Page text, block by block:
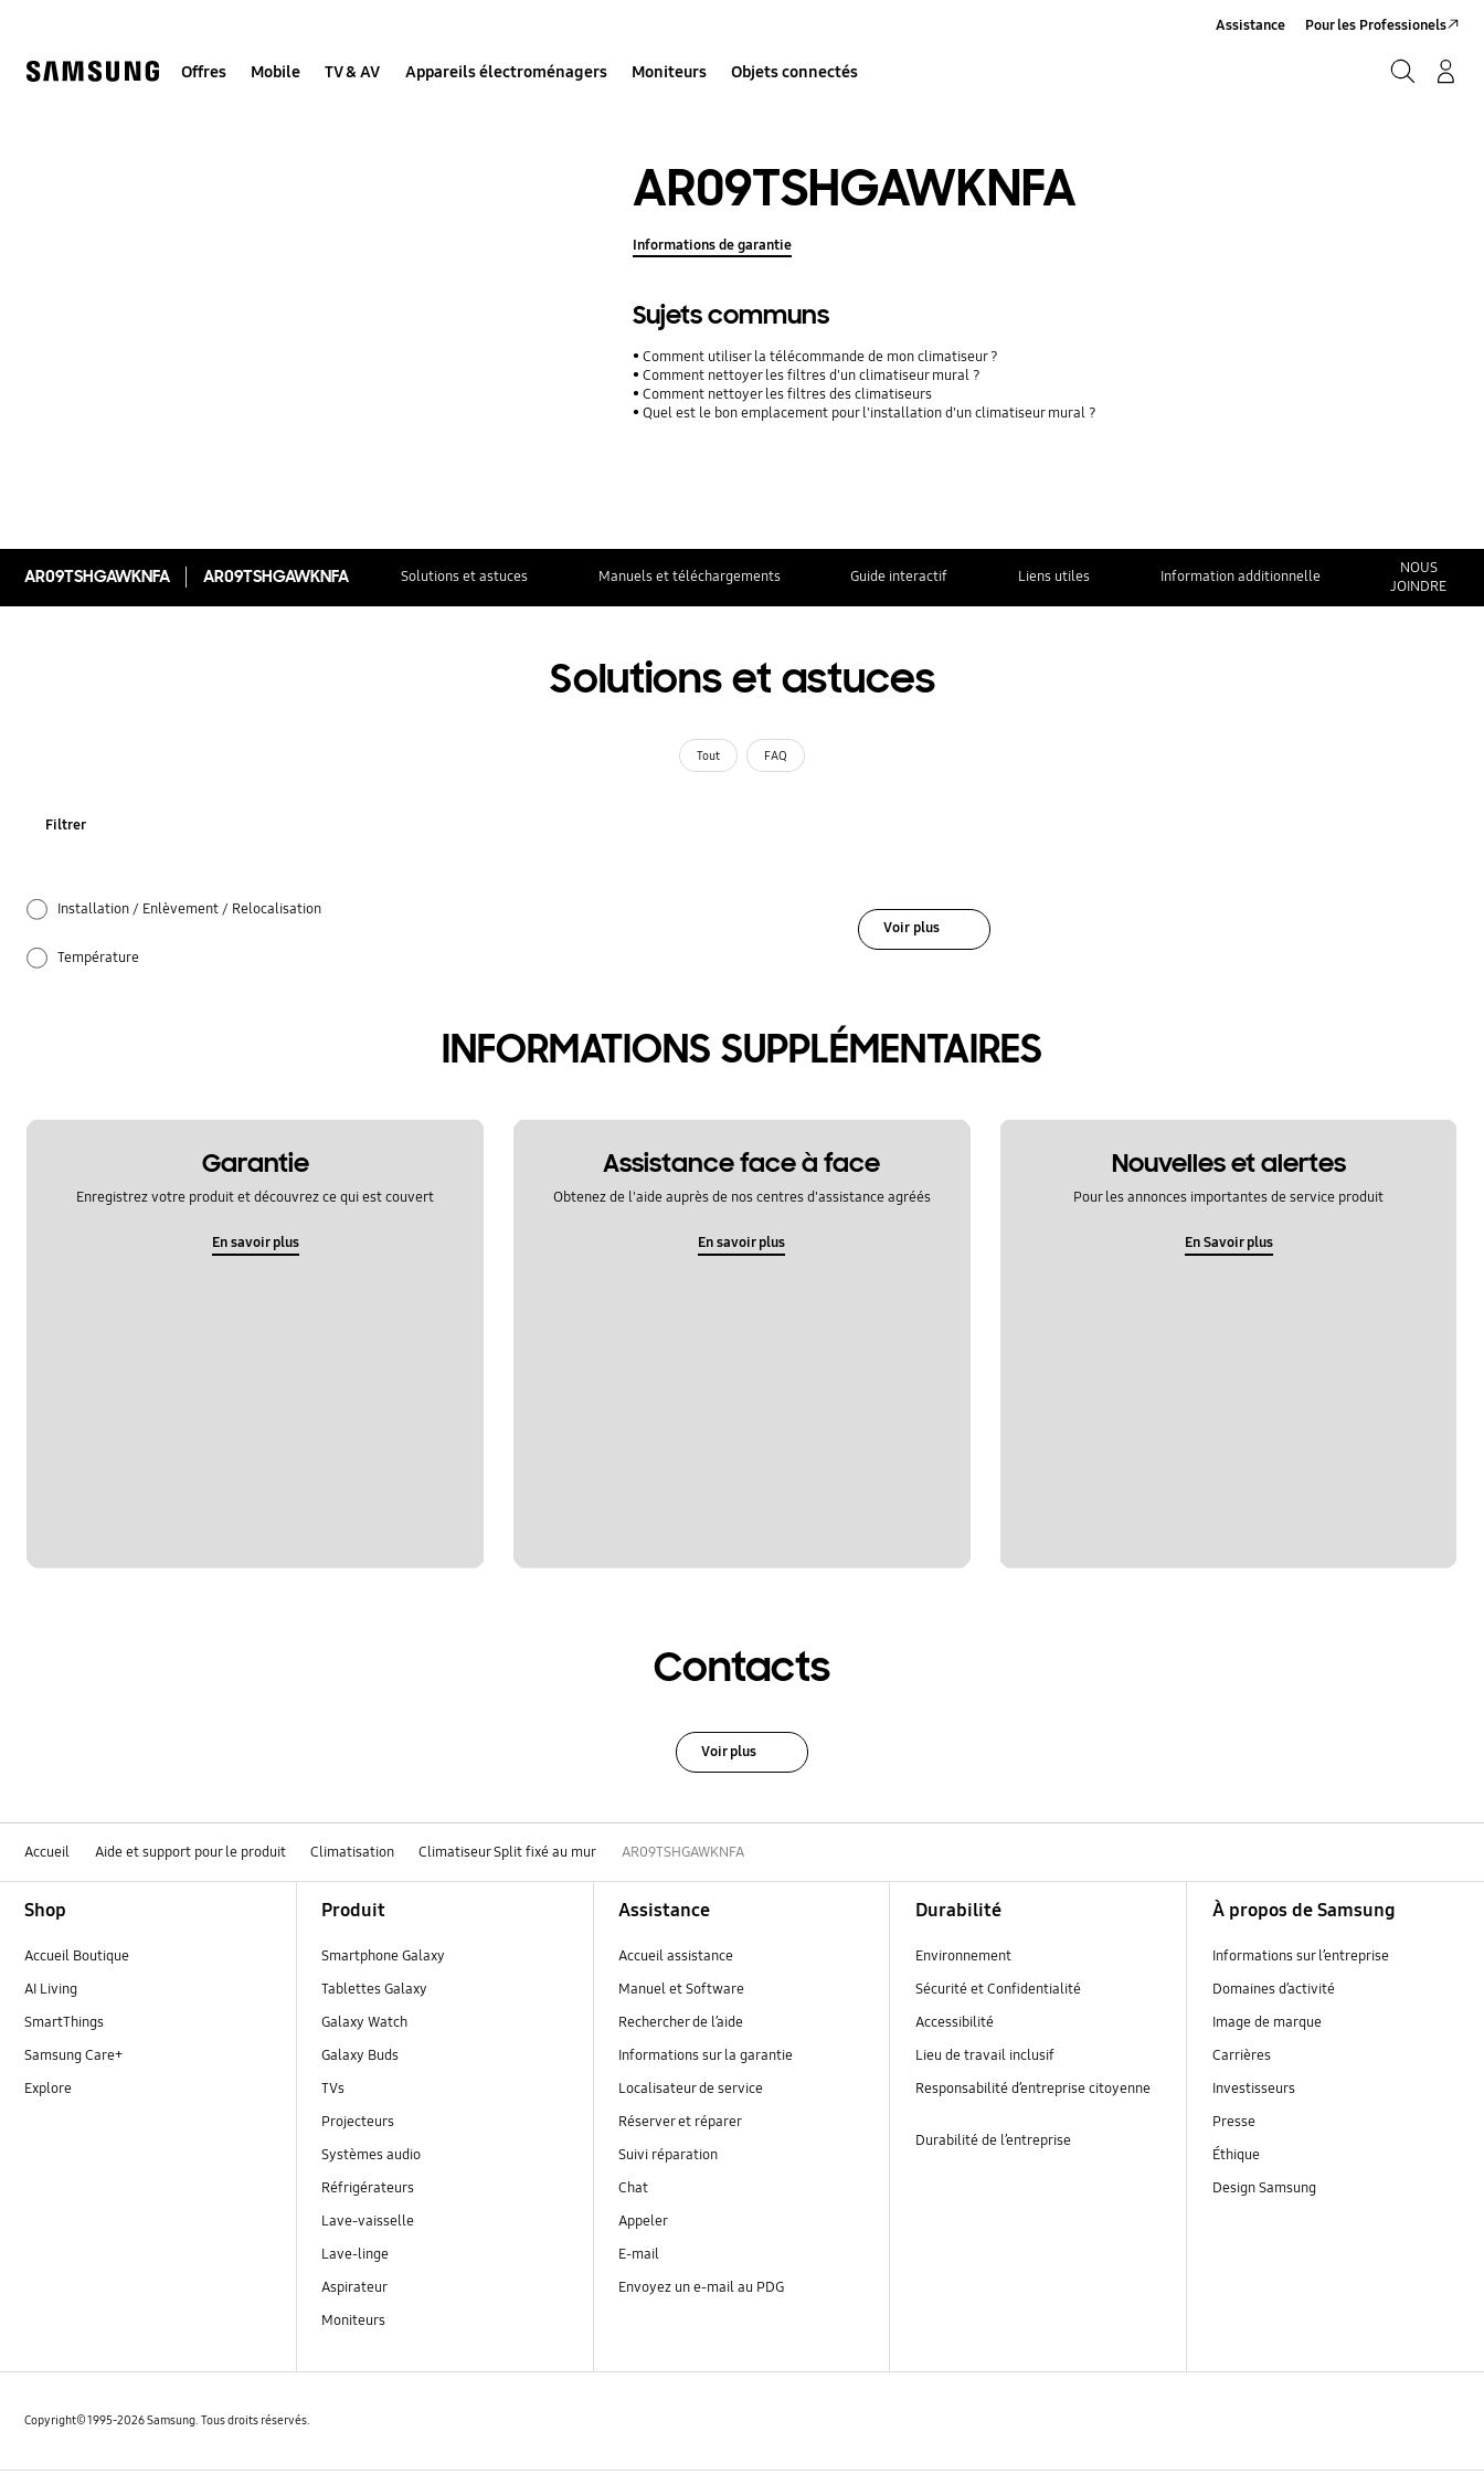
Offres Mobile TV & AV Appareils électroménagers Moniteurs Objets connectés
Assistance Pour les Professionels
AR09TSHGAWKNFA
Informations de garantie
Sujets communs
Comment utiliser la télécommande de mon climatiseur ?
Comment nettoyer les filtres d'un climatiseur mural ?
Comment nettoyer les filtres des climatiseurs
Quel est le bon emplacement pour l'installation d'un climatiseur mural ?
AR09TSHGAWKNFA AR09TSHGAWKNFA Solutions et astuces Manuels et téléchargements Guide interactif Liens utiles Information additionnelle
NOUS
JOINDRE
Solutions et astuces
Tout FAQ
Filtrer
Installation / Enlèvement / Relocalisation
Température
Voir plus
INFORMATIONS SUPPLÉMENTAIRES
Garantie
Enregistrez votre produit et découvrez ce qui est couvert
En savoir plus
Assistance face à face
Obtenez de l'aide auprès de nos centres d'assistance agréés
En savoir plus
Nouvelles et alertes
Pour les annonces importantes de service produit
En Savoir plus
Contacts
Voir plus
Accueil Aide et support pour le produit Climatisation Climatiseur Split fixé au mur AR09TSHGAWKNFA
Shop
Accueil Boutique
AI Living
SmartThings
Samsung Care+
Explore
Produit
Smartphone Galaxy
Tablettes Galaxy
Galaxy Watch
Galaxy Buds
TVs
Projecteurs
Systèmes audio
Réfrigérateurs
Lave-vaisselle
Lave-linge
Aspirateur
Moniteurs
Assistance
Accueil assistance
Manuel et Software
Rechercher de l’aide
Informations sur la garantie
Localisateur de service
Réserver et réparer
Suivi réparation
Chat
Appeler
E-mail
Envoyez un e-mail au PDG
Durabilité
Environnement
Sécurité et Confidentialité
Accessibilité
Lieu de travail inclusif
Responsabilité d’entreprise citoyenne
Durabilité de l’entreprise
À propos de Samsung
Informations sur l’entreprise
Domaines d’activité
Image de marque
Carrières
Investisseurs
Presse
Éthique
Design Samsung
Copyright© 1995-2026 Samsung. Tous droits réservés.